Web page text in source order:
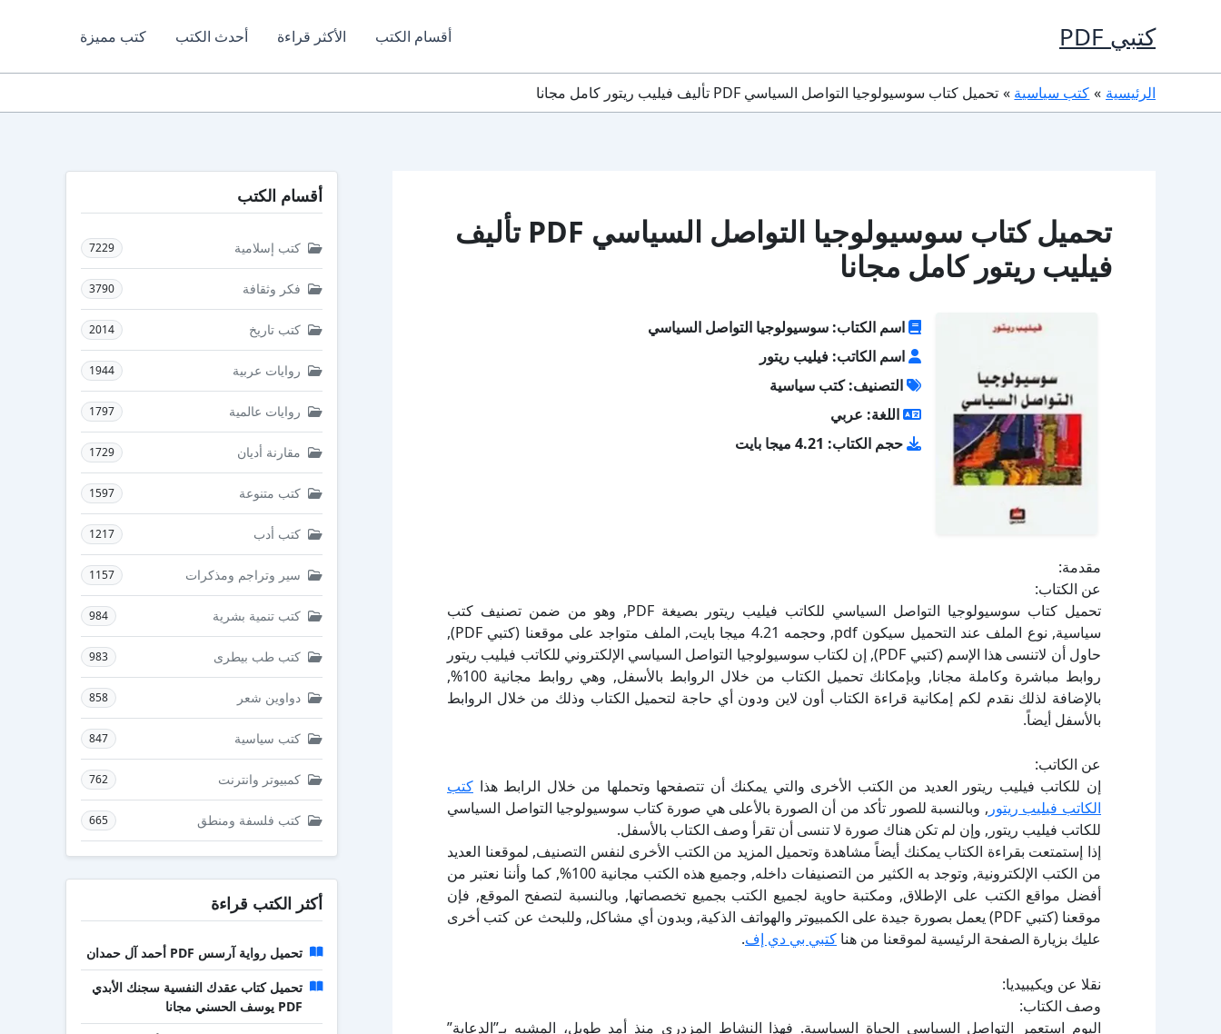
كتبي PDF أقسام الكتب الأكثر قراءة أحدث الكتب كتب مميزة
الرئيسية كتب سياسية تحميل كتاب سوسيولوجيا التواصل السياسي PDF تأليف فيليب ريتور كامل مجانا
تحميل كتاب سوسيولوجيا التواصل السياسي PDF تأليف
فيليب ريتور كامل مجانا
اسم الكتاب: سوسيولوجيا التواصل السياسي
اسم الكاتب: فيليب ريتور
التصنيف: كتب سياسية
اللغة: عربي
حجم الكتاب: 4.21 ميجا بايت
مقدمة:
عن الكتاب:
تحميل كتاب سوسيولوجيا التواصل السياسي للكاتب فيليب ريتور بصيغة PDF, وهو من ضمن تصنيف كتب
سياسية, نوع الملف عند التحميل سيكون pdf, وحجمه 4.21 ميجا بايت, الملف متواجد على موقعنا (كتبي PDF),
حاول أن لاتنسى هذا الإسم (كتبي PDF), إن لكتاب سوسيولوجيا التواصل السياسي الإلكتروني للكاتب فيليب ريتور
روابط مباشرة وكاملة مجانا, وبإمكانك تحميل الكتاب من خلال الروابط بالأسفل, وهي روابط مجانية 100%,
بالإضافة لذلك نقدم لكم إمكانية قراءة الكتاب أون لاين ودون أي حاجة لتحميل الكتاب وذلك من خلال الروابط
بالأسفل أيضاً.
عن الكاتب:
إن للكاتب فيليب ريتور العديد من الكتب الأخرى والتي يمكنك أن تتصفحها وتحملها من خلال الرابط هذا كتب
الكاتب فيليب ريتور , وبالنسبة للصور تأكد من أن الصورة بالأعلى هي صورة كتاب سوسيولوجيا التواصل السياسي
للكاتب فيليب ريتور, وإن لم تكن هناك صورة لا تنسى أن تقرأ وصف الكتاب بالأسفل.
إذا إستمتعت بقراءة الكتاب يمكنك أيضاً مشاهدة وتحميل المزيد من الكتب الأخرى لنفس التصنيف, لموقعنا العديد
من الكتب الإلكترونية, وتوجد به الكثير من التصنيفات داخله, وجميع هذه الكتب مجانية 100%, كما وأننا نعتبر من
أفضل مواقع الكتب على الإطلاق, ومكتبة حاوية لجميع الكتب بجميع تخصصاتها, وبالنسبة لتصفح الموقع, فإن
موقعنا (كتبي PDF) يعمل بصورة جيدة على الكمبيوتر والهواتف الذكية, وبدون أي مشاكل, وللبحث عن كتب أخرى
عليك بزيارة الصفحة الرئيسية لموقعنا من هنا كتبي بي دي إف.
نقلا عن ويكيبيديا:
وصف الكتاب:
اليوم استعمر التواصل السياسي الحياة السياسية. فهذا النشاط المزدري منذ أمد طويل، المشبه بـ”الدعاية”
أقسام الكتب
كتب إسلامية 7229
فكر وثقافة 3790
كتب تاريخ 2014
روايات عربية 1944
روايات عالمية 1797
مقارنة أديان 1729
كتب متنوعة 1597
كتب أدب 1217
سير وتراجم ومذكرات 1157
كتب تنمية بشرية 984
كتب طب بيطرى 983
دواوين شعر 858
كتب سياسية 847
كمبيوتر وانترنت 762
كتب فلسفة ومنطق 665
أكثر الكتب قراءة
تحميل رواية آرسس PDF أحمد آل حمدان
تحميل كتاب عقدك النفسية سجنك الأبدي
PDF يوسف الحسني مجانا